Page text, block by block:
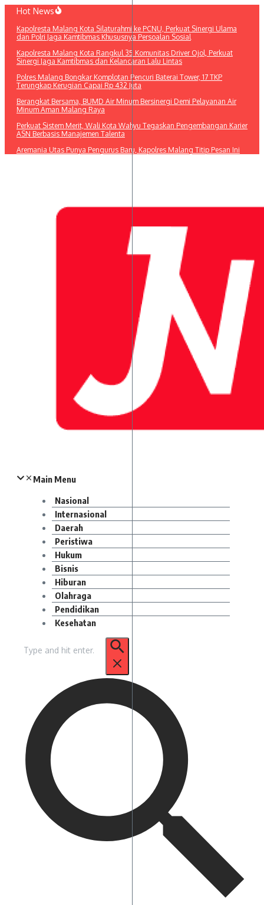
Lewati
konten
Hot News
Kapolresta Malang Kota Silaturahmi ke PCNU, Perkuat Sinergi Ulama
dan Polri Jaga Kamtibmas Khususnya Persoalan Sosial
Kapolresta Malang Kota Rangkul 35 Komunitas Driver Ojol, Perkuat
Sinergi Jaga Kamtibmas dan Kelancaran Lalu Lintas
Polres Malang Bongkar Komplotan Pencuri Baterai Tower, 17 TKP
Terungkap Kerugian Capai Rp 432 Juta
Berangkat Bersama, BUMD Air Minum Bersinergi Demi Pelayanan Air
Minum Aman Malang Raya
Perkuat Sistem Merit, Wali Kota Wahyu Tegaskan Pengembangan Karier
ASN Berbasis Manajemen Talenta
Aremania Utas Punya Pengurus Baru, Kapolres Malang Titip Pesan Ini
Main Menu
Nasional
Internasional
Daerah
Peristiwa
Hukum
Bisnis
Hiburan
Olahraga
Pendidikan
Kesehatan
untuk: